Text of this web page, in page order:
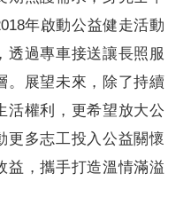
年啟動公益健走活動
透過專車接送讓長照服
。展望未來，除了持續
活權利，更希望放大公
更多志工投入公益關懷
益，攜手打造溫情滿溢